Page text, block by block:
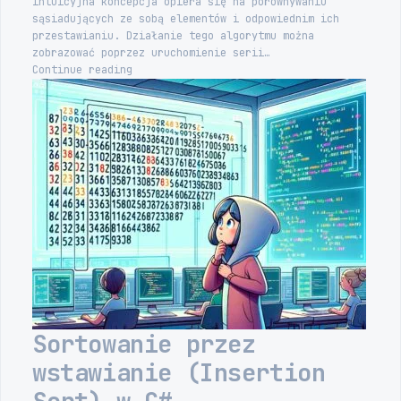
sąsiadujących ze sobą elementów i odpowiednim ich
przestawianiu. Działanie tego algorytmu można
zobrazować poprzez uruchomienie serii…
Continue reading
bąbelkowe
(Bubble
Sort)
w
C#
Sortowanie przez
wstawianie (Insertion